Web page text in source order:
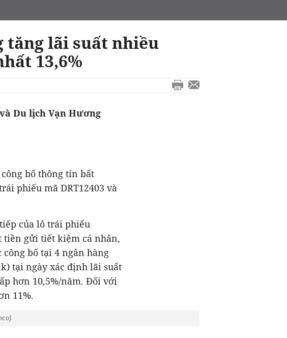
tăng lãi suất nhiều
phiếu mã DRT12403 và
của lô trái phiếu
tiền gửi tiết kiệm cá nhân,
bố tại 4 ngân hàng
tại ngày xác định lãi suất
hơn 10,5%/năm. Đối với
11%.